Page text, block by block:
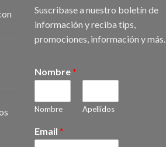
Suscribase a nuestro boletín de
información y reciba tips,
promociones, información y más.
Nombre *
Nombre Apellidos
Email *